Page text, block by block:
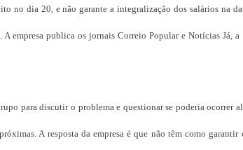
no dia 20, e não garante a integralização dos salários na
empresa publica os jornais Correio Popular e Notícias Já,
para discutir o problema e questionar se poderia ocorrer
A resposta da empresa é que não têm como